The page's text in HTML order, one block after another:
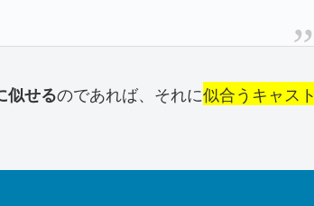
似せるのであれば、それに似合うキャスト